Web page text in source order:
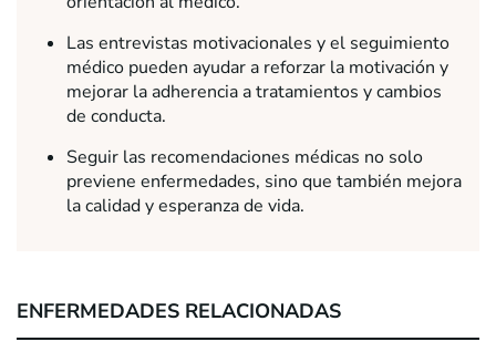
Las entrevistas motivacionales y el seguimiento
médico pueden ayudar a reforzar la motivación y
mejorar la adherencia a tratamientos y cambios
de conducta.
Seguir las recomendaciones médicas no solo
previene enfermedades, sino que también mejora
la calidad y esperanza de vida.
ENFERMEDADES RELACIONADAS